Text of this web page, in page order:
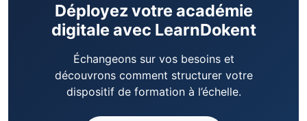
Déployez votre académie
digitale avec LearnDokent
Échangeons sur vos besoins et
découvrons comment structurer votre
dispositif de formation à l’échelle.